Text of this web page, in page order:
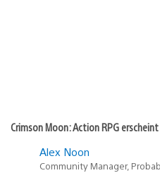
Crimson Moon: Action RPG
Alex Noon
Community Manager,